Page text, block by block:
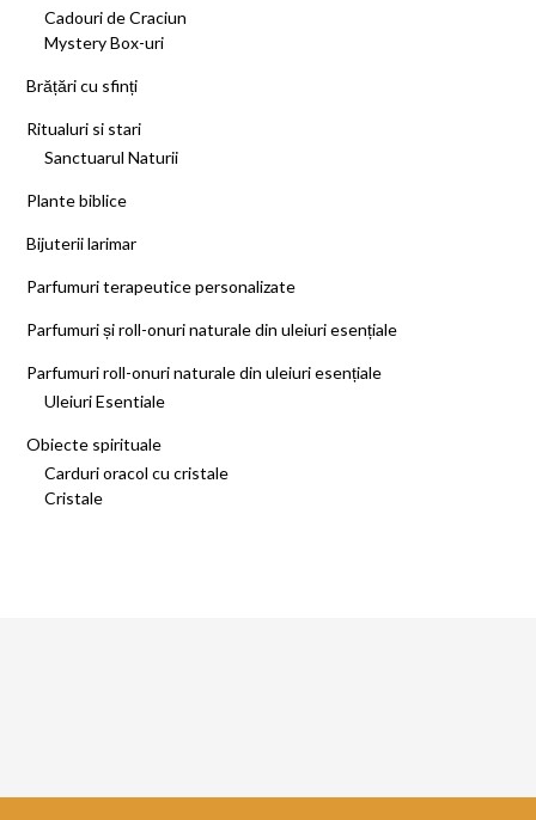
Cadouri de Craciun
Mystery Box-uri
Brățări cu sfinți
Ritualuri si stari
Sanctuarul Naturii
Plante biblice
Bijuterii larimar
Parfumuri terapeutice personalizate
Parfumuri și roll-onuri naturale din uleiuri esențiale
Parfumuri roll-onuri naturale din uleiuri esențiale
Uleiuri Esentiale
Obiecte spirituale
Carduri oracol cu cristale
Cristale